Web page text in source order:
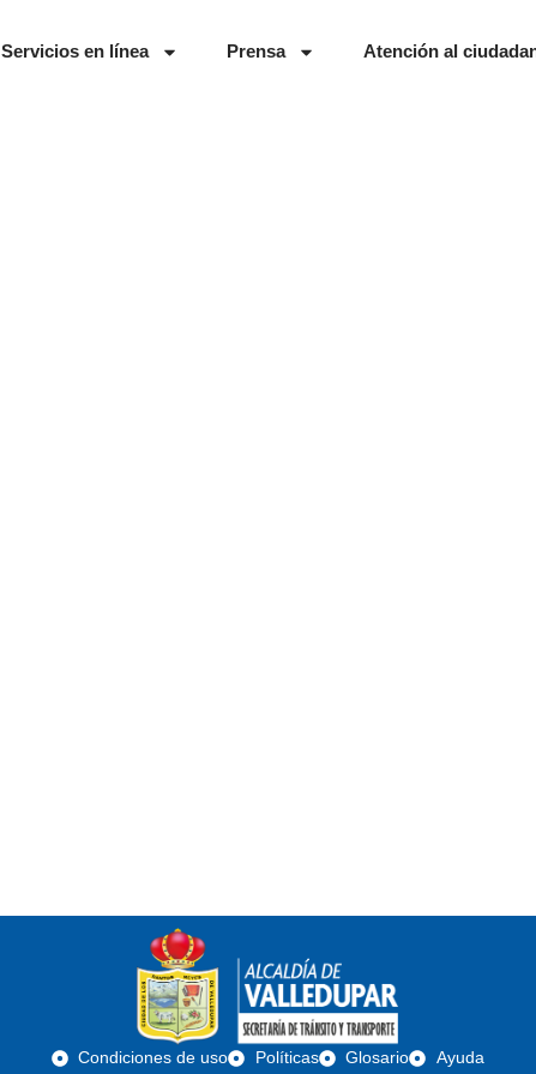
Servicios en línea Prensa Atención al
Condiciones de uso Políticas Glosario Ayuda